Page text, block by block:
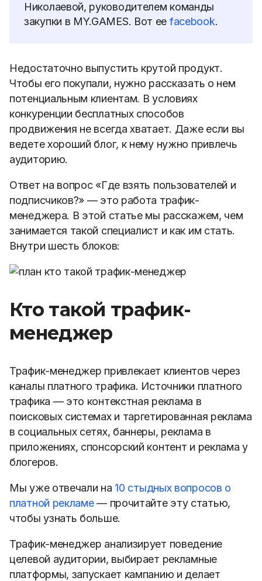
Николаевой, руководителем команды
закупки в MY.GAMES. Вот ее facebook.
Недостаточно выпустить крутой продукт.
Чтобы его покупали, нужно рассказать о нем
потенциальным клиентам. В условиях
конкуренции бесплатных способов
продвижения не всегда хватает. Даже если вы
ведете хороший блог, к нему нужно привлечь
аудиторию.
Ответ на вопрос «Где взять пользователей и
подписчиков?» — это работа трафик-
менеджера. В этой статье мы расскажем, чем
занимается такой специалист и как им стать.
Внутри шесть блоков:
Кто такой трафик-
менеджер
Трафик-менеджер привлекает клиентов через
каналы платного трафика. Источники платного
трафика — это контекстная реклама в
поисковых системах и таргетированная реклама
в социальных сетях, баннеры, реклама в
приложениях, спонсорский контент и реклама у
блогеров.
Мы уже отвечали на 10 стыдных вопросов о
платной рекламе— прочитайте эту статью,
чтобы узнать больше.
Трафик-менеджер анализирует поведение
целевой аудитории, выбирает рекламные
платформы, запускает кампанию и делает